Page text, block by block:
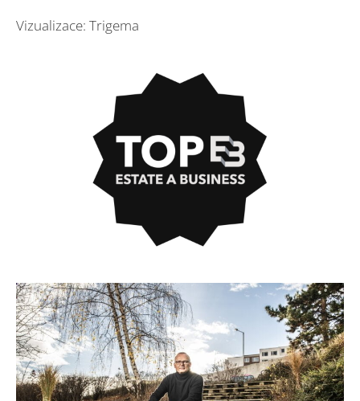
Vizualizace: Trigema